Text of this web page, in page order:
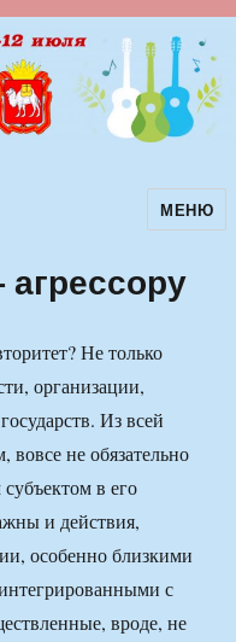
авторскойМЕНЮ
Не только
организации,
Из всей
вовсе не обязательно
в его
и действия,
особенно близкими
с
вроде, не